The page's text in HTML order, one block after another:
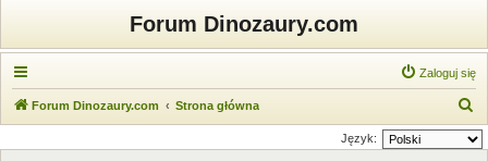
Forum Dinozaury.com
Zaloguj się
Forum Dinozaury.com Strona główna
z
Język: